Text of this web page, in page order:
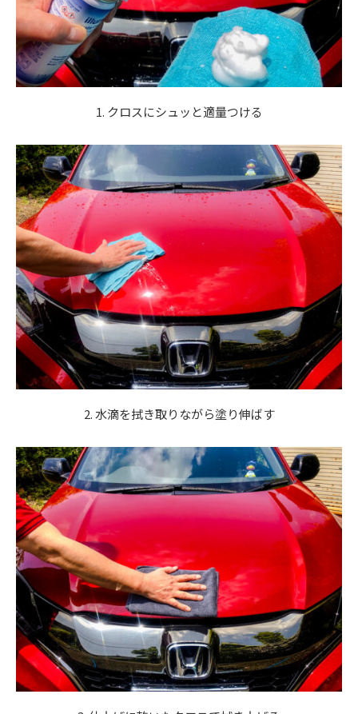
1. クロスにシュッと適量つける
2. 水滴を拭き取りながら塗り伸ばす